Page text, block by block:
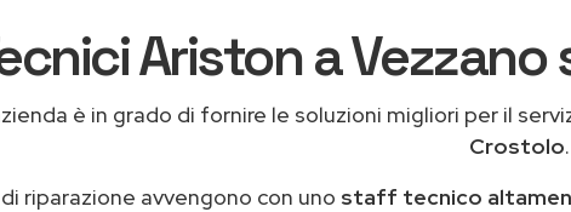
Ariston a
è in grado di fornire le soluzioni migliori per il
Crostolo.
riparazione avvengono con uno staff tecnico